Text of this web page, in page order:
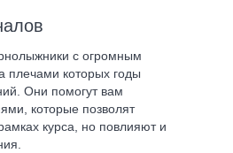
с огромным
плечами которых годы
Они помогут вам
которые позволят
курса, но повлияют и